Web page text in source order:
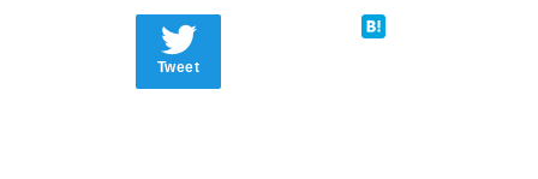
Tweet